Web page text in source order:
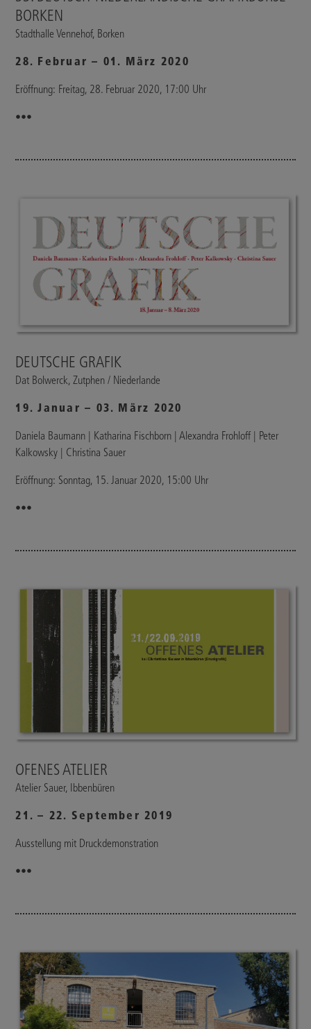
BORKEN
Stadthalle Vennehof, Borken
28. Februar – 01. März 2020
Eröffnung: Freitag, 28. Februar 2020, 17:00 Uhr
•••
DEUTSCHE GRAFIK
Dat Bolwerck, Zutphen / Niederlande
19. Januar – 03. März 2020
Daniela Baumann | Katharina Fischborn | Alexandra Frohloff | Peter
Kalkowsky | Christina Sauer
Eröffnung: Sonntag, 15. Januar 2020, 15:00 Uhr
•••
OFENES ATELIER
Atelier Sauer, Ibbenbüren
21. – 22. September 2019
Ausstellung mit Druckdemonstration
•••